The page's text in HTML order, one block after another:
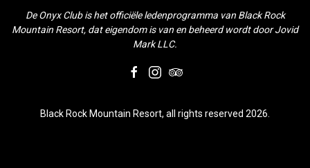
De Onyx Club is het officiële ledenprogramma van Black Rock
Mountain Resort, dat eigendom is van en beheerd wordt door Jovid
Mark LLC.
facebookinstagramtripadvisor
Black Rock Mountain Resort, all rights reserved 2026.